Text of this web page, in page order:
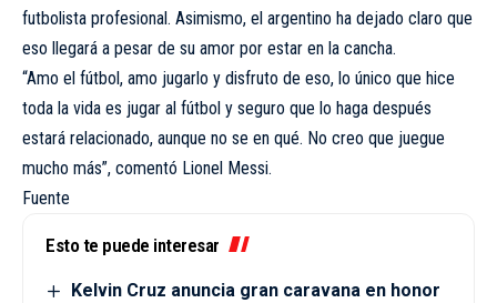
futbolista profesional. Asimismo, el argentino ha dejado claro que
eso llegará a pesar de su amor por estar en la cancha.
“Amo el fútbol, amo jugarlo y disfruto de eso, lo único que hice
toda la vida es jugar al fútbol y seguro que lo haga después
estará relacionado, aunque no se en qué. No creo que juegue
mucho más”, comentó Lionel Messi.
Fuente
Esto te puede interesar
Kelvin Cruz anuncia gran caravana en honor